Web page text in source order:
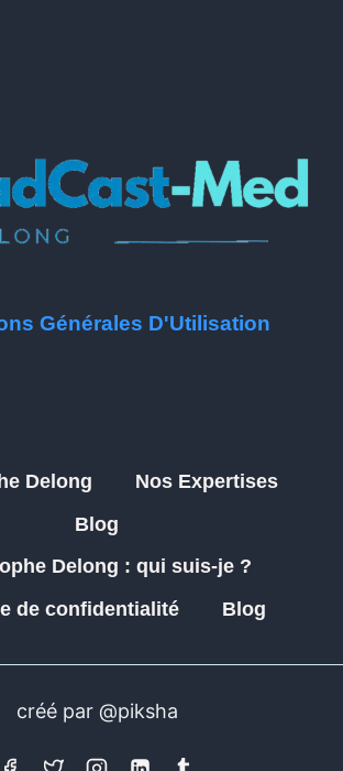
Générales D'Utilisation
Delong
Nos Expertises
Blog
Delong : qui suis-je ?
de confidentialité
Blog
créé par @piksha